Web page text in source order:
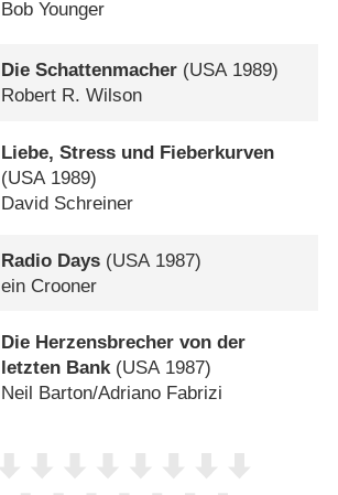
Bob Younger
Die Schattenmacher (USA1989)
Robert R. Wilson
Liebe, Stress und Fieberkurven
(USA 1989)
David Schreiner
Radio Days (USA 1987)
ein Crooner
Die Herzensbrecher von der
letzten Bank(USA1987)
Neil Barton/​Adriano Fabrizi